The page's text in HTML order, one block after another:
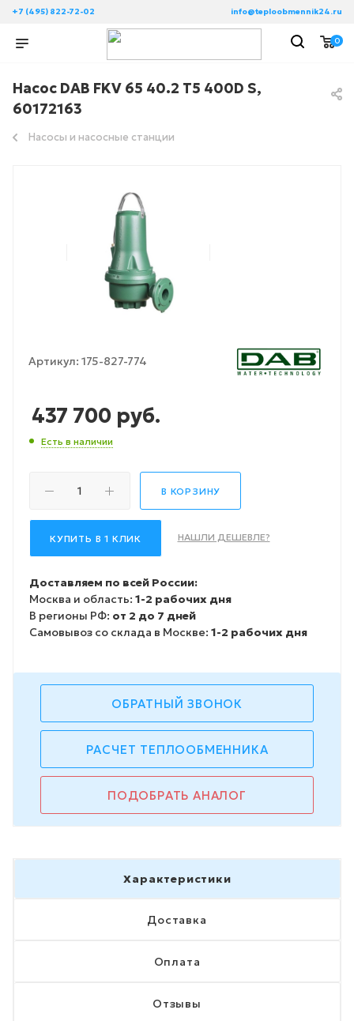
+7 (495) 822-72-02 info@teploobmennik24.ru
0
Насос DAB FKV 65 40.2 T5 400D S,
60172163
Насосы и насосные станции
Артикул: 175-827-774
437 700 руб.
Есть в наличии
В КОРЗИНУ
КУПИТЬ В 1 КЛИК НАШЛИ ДЕШЕВЛЕ?
Доставляем по всей России:
Москва и область: 1-2 рабочих дня
В регионы РФ: от 2 до 7 дней
Самовывоз со склада в Москве: 1-2 рабочих дня
ОБРАТНЫЙ ЗВОНОК
РАСЧЕТ ТЕПЛООБМЕННИКА
ПОДОБРАТЬ АНАЛОГ
Характеристики
Доставка
Оплата
Отзывы